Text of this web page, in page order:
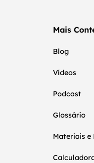
Mais
Blog
Vídeos
Podcast
Glossário
Materiais e